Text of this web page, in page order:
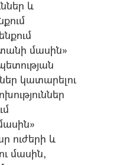
և
մասին»
կատարելու
ուժերի և
մասին,